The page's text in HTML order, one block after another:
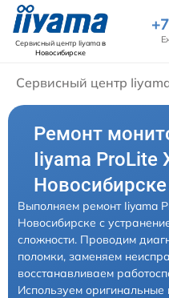
Сервисный центр Iiyamaв
Новосибирске
Сервисный центр
Ремонт
Iiyama ProLite
Новосибирске
Выполняем ремонт Iiyama
Новосибирске с
сложности. Проводим
поломки, заменяем
восстанавливаем
Используем